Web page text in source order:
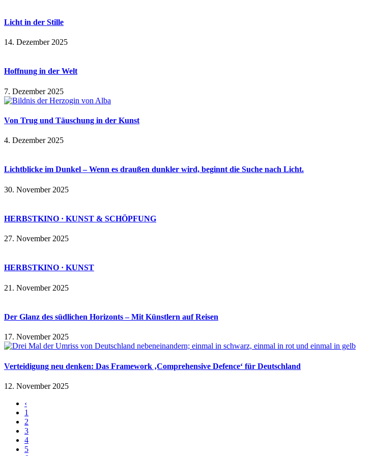
Licht in der Stille
14. Dezember 2025
Hoffnung in der Welt
7. Dezember 2025
Von Trug und Täuschung in der Kunst
4. Dezember 2025
Lichtblicke im Dunkel – Wenn es draußen dunkler wird, beginnt die Suche nach Licht.
30. November 2025
HERBSTKINO · KUNST & SCHÖPFUNG
27. November 2025
HERBSTKINO · KUNST
21. November 2025
Der Glanz des südlichen Horizonts – Mit Künstlern auf Reisen
17. November 2025
Verteidigung neu denken: Das Framework ‚Comprehensive Defence‘ für Deutschland
12. November 2025
‹
1
2
3
4
5